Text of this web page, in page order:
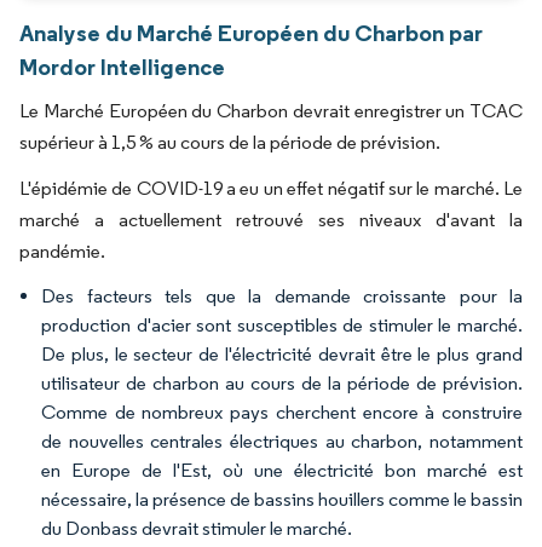
Analyse du Marché Européen du Charbon par
Mordor Intelligence
Le Marché Européen du Charbon devrait enregistrer un TCAC
supérieur à 1,5 % au cours de la période de prévision.
L'épidémie de COVID-19 a eu un effet négatif sur le marché. Le
marché a actuellement retrouvé ses niveaux d'avant la
pandémie.
Des facteurs tels que la demande croissante pour la
production d'acier sont susceptibles de stimuler le marché.
De plus, le secteur de l'électricité devrait être le plus grand
utilisateur de charbon au cours de la période de prévision.
Comme de nombreux pays cherchent encore à construire
de nouvelles centrales électriques au charbon, notamment
en Europe de l'Est, où une électricité bon marché est
nécessaire, la présence de bassins houillers comme le bassin
du Donbass devrait stimuler le marché.